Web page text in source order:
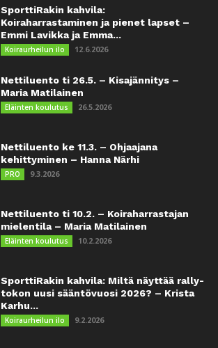
SporttiRakin kahvila:
Koiraharrastaminen ja pienet lapset –
Emmi Lavikka ja Emma...
Koiraurheilun ilo 12.6.2026
Nettiluento ti 26.5. – Kisajännitys –
Maria Matilainen
Eläinten koulutus 26.5.2026
Nettiluento ke 11.3. – Ohjaajana
kehittyminen – Hanna Närhi
PRO 9.3.2026
Nettiluento ti 10.2. – Koiraharrastajan
mielentila – Maria Matilainen
Eläinten koulutus 10.2.2026
SporttiRakin kahvila: Miltä näyttää rally-
tokon uusi sääntövuosi 2026? – Krista
Karhu...
Koiraurheilun ilo 9.2.2026